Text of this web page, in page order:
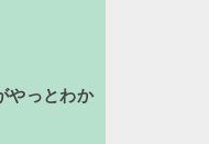
やっとわか